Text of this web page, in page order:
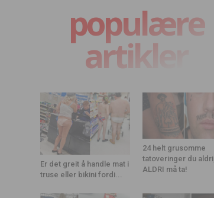
populære
artikler
Er det greit å handle mat i
truse eller bikini fordi...
24 helt grusomme
tatoveringer du aldri,
ALDRI må ta!